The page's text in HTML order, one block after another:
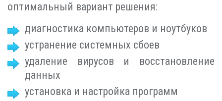
оптимальный вариант решения:
диагностика компьютеров и ноутбуков
устранение системных сбоев
удаление вирусов и восстановление
данных
установка и настройка программ